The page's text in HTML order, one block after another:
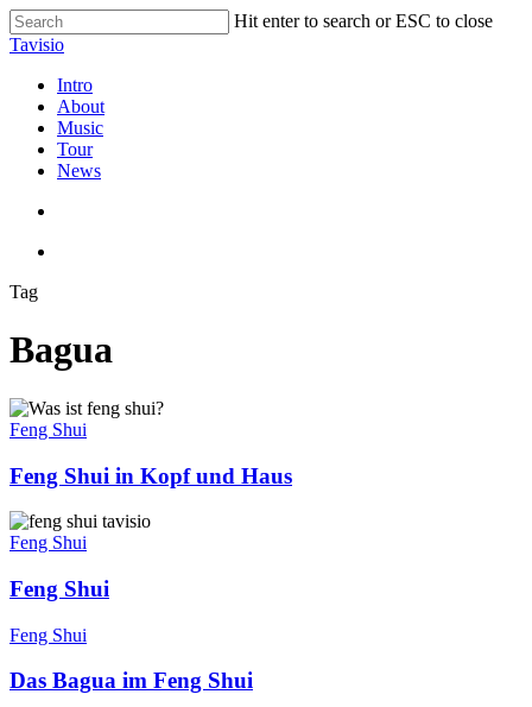
Skip
to
content
Hit enter to search or ESC to close
Close
Tavisio
search
Menu
Intro
About
Music
Tour
News
Tag
Bagua
Feng
Shui
Kopf
und
Haus
Feng Shui
Feng Shui in Kopf und Haus
Feng
Shui
Feng Shui
Feng Shui
Das
im
Feng Shui
Das Bagua im Feng Shui